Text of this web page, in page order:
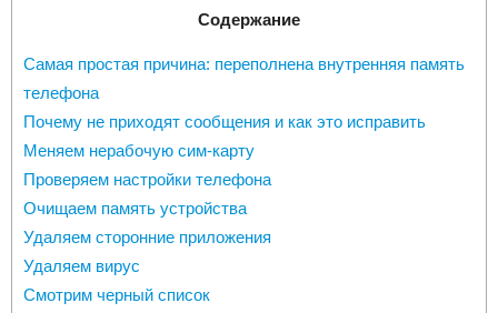
Содержание
Самая простая причина: переполнена внутренняя память
телефона
Почему не приходят сообщения и как это исправить
Меняем нерабочую сим-карту
Проверяем настройки телефона
Очищаем память устройства
Удаляем сторонние приложения
Удаляем вирус
Смотрим черный список